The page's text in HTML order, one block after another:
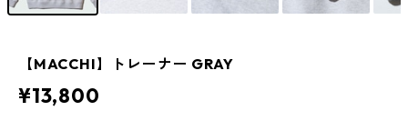
【MACCHI】トレーナー GRAY
¥13,800